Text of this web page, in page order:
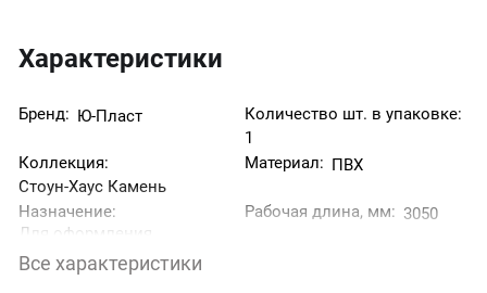
Характеристики
Бренд: Ю-Пласт
Количество шт. в упаковке:
1
Коллекция:
Стоун-Хаус Камень
Материал: ПВХ
Назначение:
Для оформления
оконных и дверных
проемов.
Рабочая длина, мм: 3050
Все характеристики